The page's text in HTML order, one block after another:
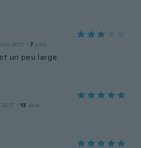
2017 · 7 avis
un peu large
· 13 avis